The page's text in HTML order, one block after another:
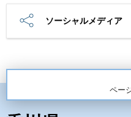
ソーシャルメディア
ペー